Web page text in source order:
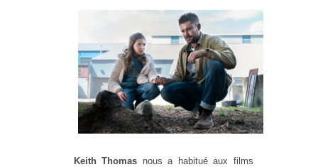
Keith Thomas nous a habitué aux films